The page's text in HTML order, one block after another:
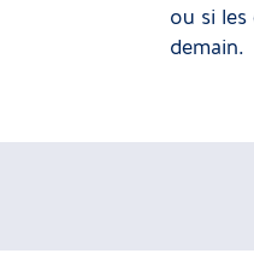
ou si les
demain.